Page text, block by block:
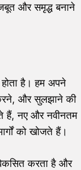
और समृद्ध बनाने
होता है। हम अपने
और सुलझाने की
हैं, नए और नवीनतम
को खोजते हैं।
करता है और